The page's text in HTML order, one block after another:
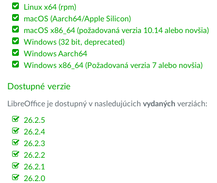
Linux x64 (rpm)
macOS (Aarch64/Apple Silicon)
macOS x86_64 (požadovaná verzia 10.14 alebo novšia)
Windows (32 bit, deprecated)
Windows Aarch64
Windows x86_64 (Požadovaná verzia 7 alebo novšia)
Dostupné verzie
LibreOffice je dostupný v nasledujúcich vydaných verziách:
26.2.5
26.2.4
26.2.3
26.2.2
26.2.1
26.2.0